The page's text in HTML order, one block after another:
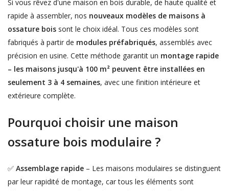
Si vous rêvez d'une maison en bois durable, de haute qualité et
rapide à assembler, nos nouveaux modèles de maisons à
ossature boissont le choix idéal. Tous ces modèles sont
fabriqués à partir de modules préfabriqués, assemblés avec
précision en usine. Cette méthode garantit un montage rapide
– les maisons jusqu'à 100 m² peuvent être installées en
seulement 3 à 4 semaines, avec une finition intérieure et
extérieure complète.
Pourquoi choisir une maison
ossature bois modulaire ?
✅ Assemblage rapide– Les maisons modulaires se distinguent
par leur rapidité de montage, car tous les éléments sont